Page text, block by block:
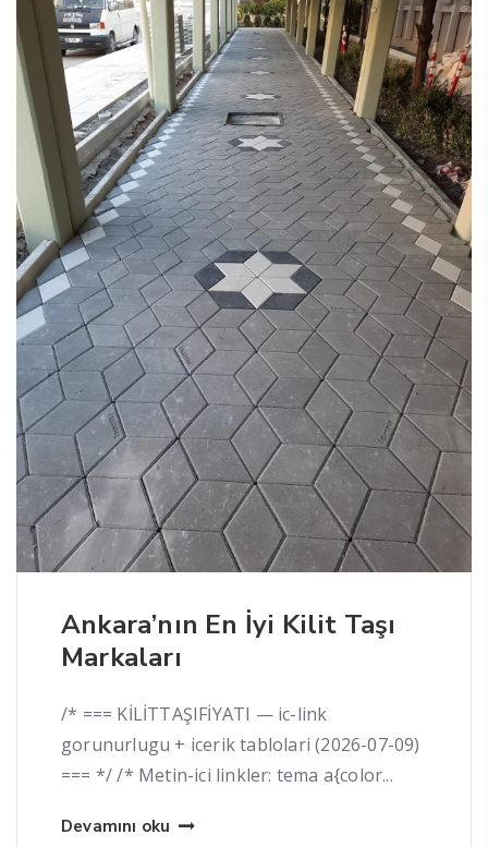
Ankara’nın En İyi Kilit Taşı
Markaları
/* === KİLİTTAŞIFİYATI — ic-link
gorunurlugu + icerik tablolari (2026-07-09)
=== */ /* Metin-ici linkler: tema a{color...
Devamını oku